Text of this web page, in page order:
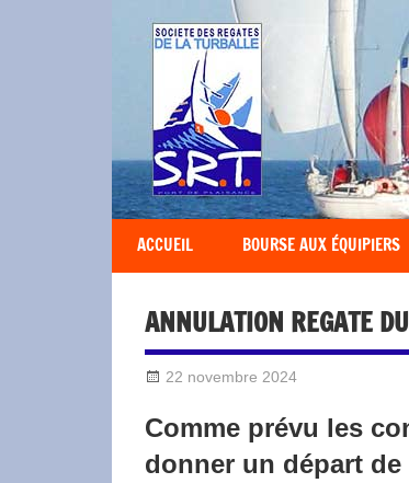
Société
des
Régates
Turballaises
ACCUEIL BOURSE AUX ÉQUIPIERS
ANNULATION REGATE
22 novembre 2024
Comme prévu les
donner un départ